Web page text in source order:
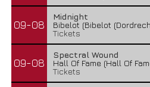
09-08
Midnight
Bibelot (Bibelot
Tickets
09-08
Spectral Wound
Hall Of Fame (Hall Of
Tickets